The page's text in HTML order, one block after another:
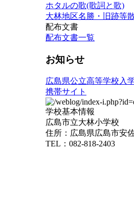
ホタルの歌(歌詞と歌)
大林地区名勝・旧跡等
配布文書
配布文書一覧
お知らせ
広島県公立高等学校入
携帯サイト
学校基本情報
広島市立大林小学校
住所：広島県広島市安
TEL：082-818-2403